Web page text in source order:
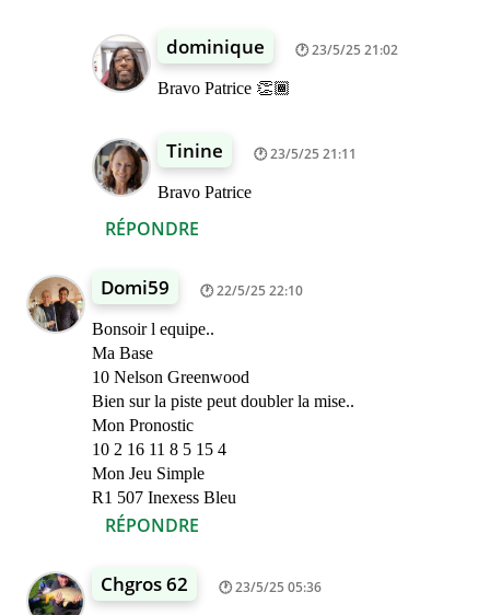
RÉPONDRE
dominique 23/5/25 21:02
Bravo Patrice 👏🏾
Tinine 23/5/25 21:11
Bravo Patrice
Domi59 22/5/25 22:10
Bonsoir l equipe..
Ma Base
10 Nelson Greenwood
Bien sur la piste peut doubler la mise..
Mon Pronostic
10 2 16 11 8 5 15 4
Mon Jeu Simple
R1 507 Inexess Bleu
RÉPONDRE
Chgros 62 23/5/25 05:36